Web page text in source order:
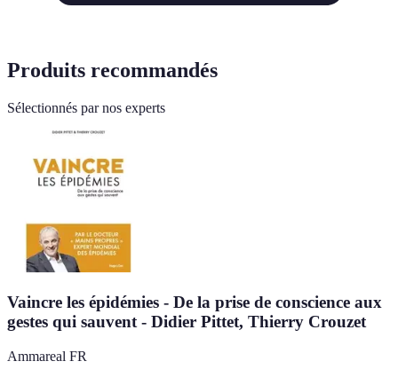
Produits recommandés
Sélectionnés par nos experts
Vaincre les épidémies - De la prise de conscience aux
gestes qui sauvent - Didier Pittet, Thierry Crouzet
Ammareal FR